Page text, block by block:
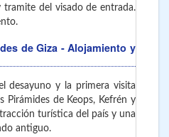
tramite del visado de entrada.
de Giza - Alojamiento y
desayuno y la primera visita
Pirámides de Keops, Kefrén y
turística del país y una
antiguo.